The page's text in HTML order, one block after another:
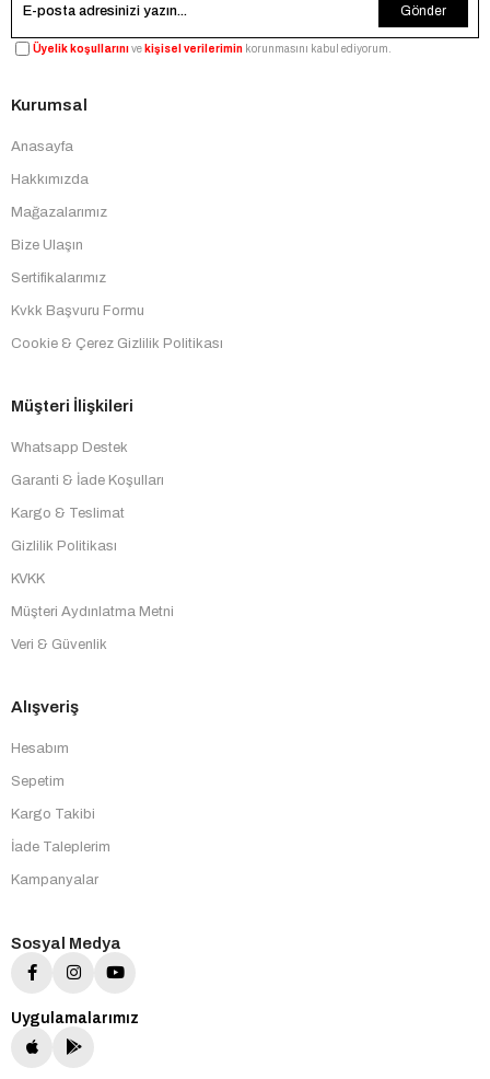
Gönder
Üyelik koşullarınıve kişisel verilerimin korunmasını kabul ediyorum.
Kurumsal
Anasayfa
Hakkımızda
Mağazalarımız
Bize Ulaşın
Sertifikalarımız
Kvkk Başvuru Formu
Cookie & Çerez Gizlilik Politikası
Müşteri İlişkileri
Whatsapp Destek
Garanti & İade Koşulları
Kargo & Teslimat
Gizlilik Politikası
KVKK
Müşteri Aydınlatma Metni
Veri & Güvenlik
Alışveriş
Hesabım
Sepetim
Kargo Takibi
İade Taleplerim
Kampanyalar
Sosyal Medya
Uygulamalarımız